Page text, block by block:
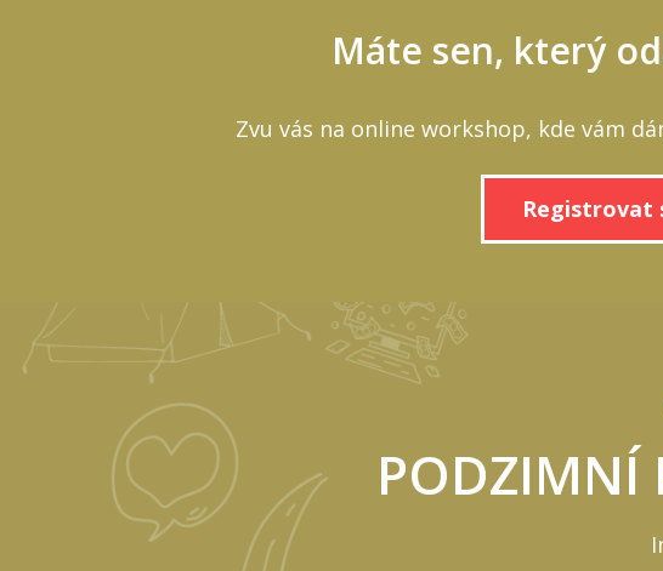
Máte sen, který
Zvu vás na online workshop, kde vám
Registrovat
PODZIMNÍ